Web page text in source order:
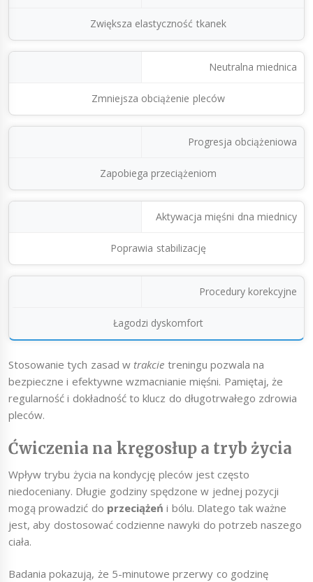
Zwiększa elastyczność tkanek
Neutralna miednica
Zmniejsza obciążenie pleców
Progresja obciążeniowa
Zapobiega przeciążeniom
Aktywacja mięśni dna miednicy
Poprawia stabilizację
Procedury korekcyjne
Łagodzi dyskomfort
Stosowanie tych zasad w trakcie treningu pozwala na
bezpieczne i efektywne wzmacnianie mięśni. Pamiętaj, że
regularność i dokładność to klucz do długotrwałego zdrowia
pleców.
Ćwiczenia na kręgosłup a tryb życia
Wpływ trybu życia na kondycję pleców jest często
niedoceniany. Długie godziny spędzone w jednej pozycji
mogą prowadzić do przeciążeń i bólu. Dlatego tak ważne
jest, aby dostosować codzienne nawyki do potrzeb naszego
ciała.
Badania pokazują, że 5-minutowe przerwy co godzinę